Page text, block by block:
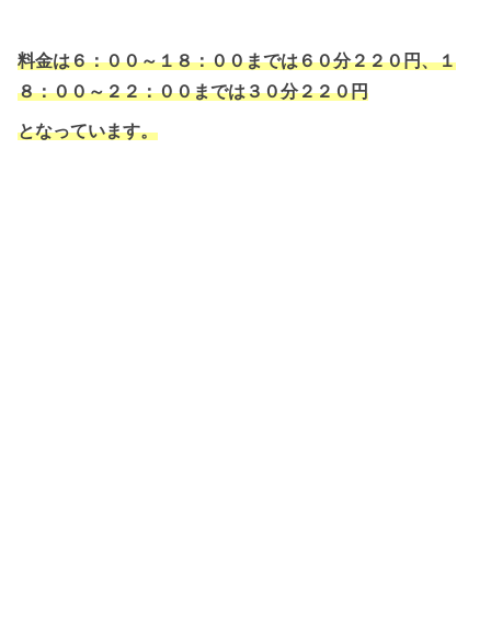
料金は６：００～１８：００までは６０分２２０円、１
８：００～２２：００までは３０分２２０円
となっています。